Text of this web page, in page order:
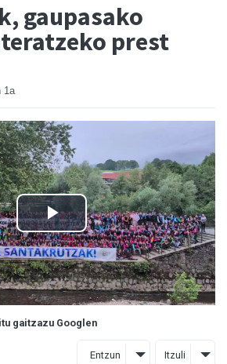
gaupasako
prest
1a
gaitzazu Googlen
Entzun Itzuli